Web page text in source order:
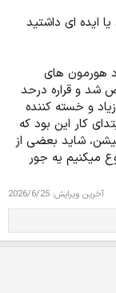
ایده ای داشتید
هورمون های
شد و قراره درحد
و خسته کننده
کار این بود که
میشن، شاید بعضی از
میکنیم یه جور
آخرین ویرایش: 2026/6/25